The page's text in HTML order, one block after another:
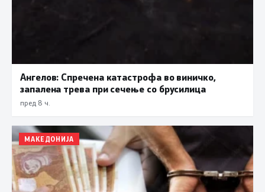
Ангелов: Спречена катастрофа во виничко,
запалена трева при сечење со брусилица
пред 8 ч.
МАКЕДОНИЈА